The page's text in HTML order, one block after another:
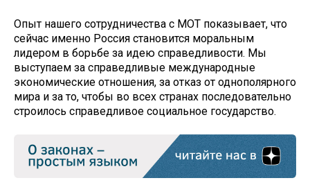
Опыт нашего сотрудничества с МОТ показывает, что
сейчас именно Россия становится моральным
лидером в борьбе за идею справедливости. Мы
выступаем за справедливые международные
экономические отношения, за отказ от однополярного
мира и за то, чтобы во всех странах последовательно
строилось справедливое социальное государство.